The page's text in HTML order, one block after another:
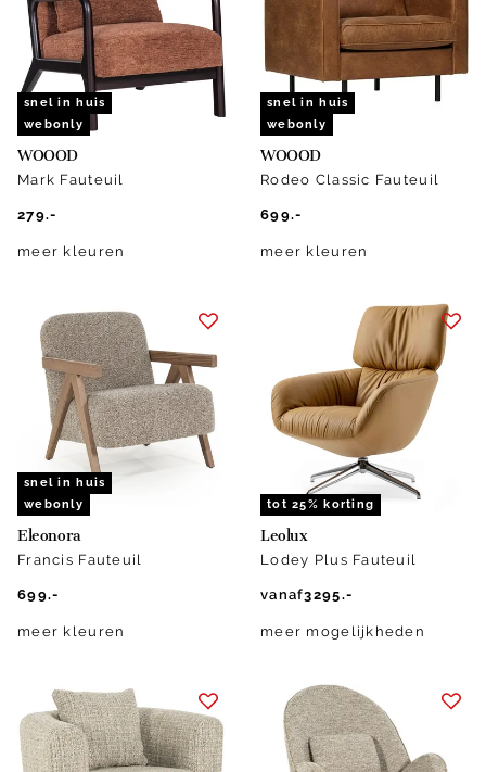
snel in huis
webonly
WOOOD
Mark Fauteuil
279.-
meer kleuren
snel in huis
webonly
WOOOD
Rodeo Classic Fauteuil
699.-
meer kleuren
snel in huis
webonly
Eleonora
Francis Fauteuil
699.-
meer kleuren
tot 25% korting
Leolux
Lodey Plus Fauteuil
vanaf3295.-
meer mogelijkheden